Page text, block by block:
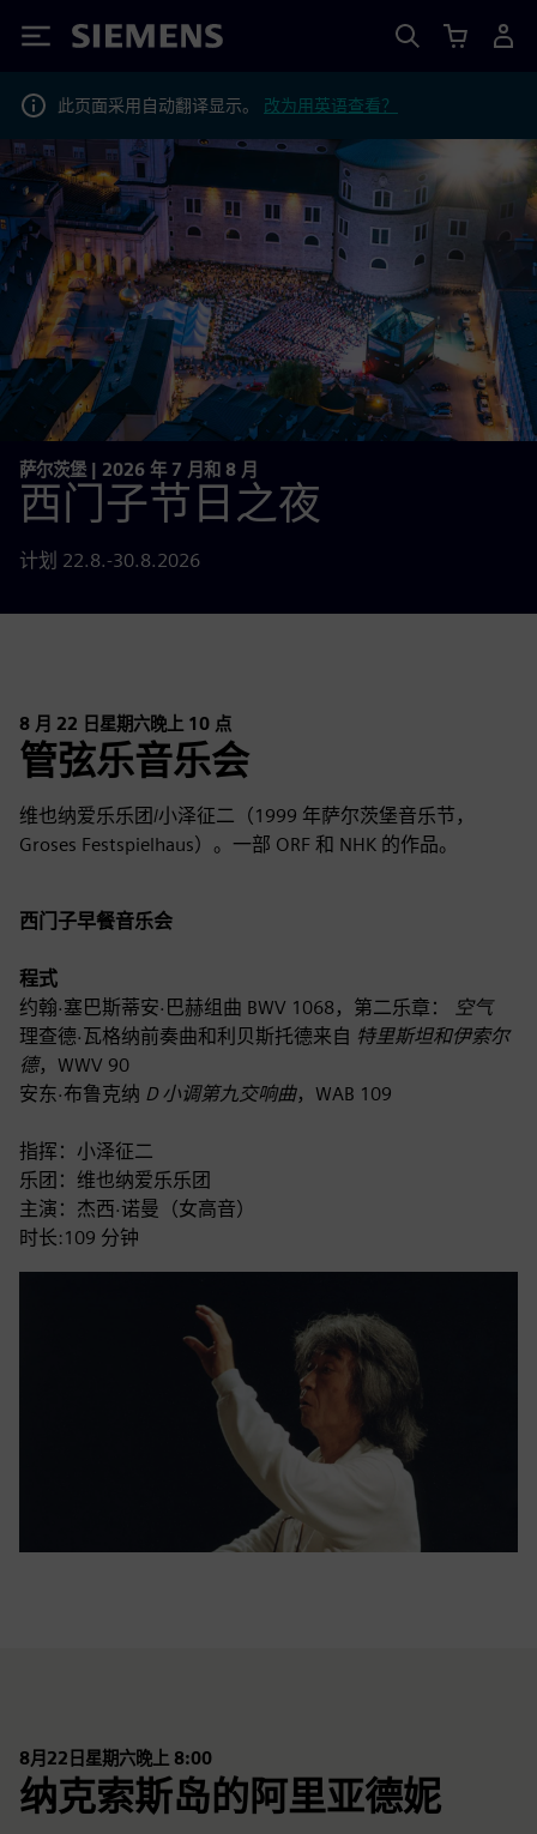
Siemens
此页面采用自动翻译显示。 改为用英语查看？
萨尔茨堡 | 2026 年 7 月和 8 月
西门子节日之夜
计划 22.8.-30.8.2026
8 月 22 日星期六晚上 10 点
管弦乐音乐会
维也纳爱乐乐团/小泽征二（1999 年萨尔茨堡音乐节，
Groses Festspielhaus）。一部 ORF 和 NHK 的作品。
西门子早餐音乐会
程式
约翰·塞巴斯蒂安·巴赫组曲 BWV 1068，第二乐章：
空气
理查德·瓦格纳前奏曲和利贝斯托德来自 特里斯坦和伊索尔
德，WWV 90
安东·布鲁克纳 D 小调第九交响曲，WAB 109
指挥：小泽征二
乐团：维也纳爱乐乐团
主演：杰西·诺曼（女高音）
时长:109 分钟
8月22日星期六晚上 8:00
纳克索斯岛的阿里亚德妮